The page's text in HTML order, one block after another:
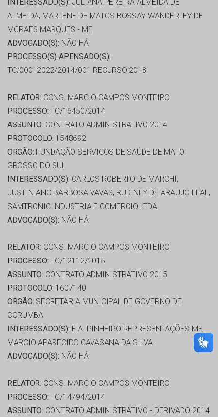
INTERESSADO(S): JULIANA PEREIRA ALMEIDA DE
ALMEIDA, MARLENE DE MATOS BOSSAY, WANDERLEY DE
MORAES MARQUES - ME
ADVOGADO(S): NÃO HÁ
PROCESSO(S) APENSADO(S):
TC/00012022/2014/001 RECURSO 2018
RELATOR: CONS. MARCIO CAMPOS MONTEIRO
PROCESSO: TC/16450/2014
ASSUNTO: CONTRATO ADMINISTRATIVO 2014
PROTOCOLO: 1548692
ORGÃO: FUNDAÇÃO SERVIÇOS DE SAÚDE DE MATO
GROSSO DO SUL
INTERESSADO(S): CARLOS ROBERTO DE MARCHI,
JUSTINIANO BARBOSA VAVAS, RUDINEY DE ARAUJO LEAL,
SAMTRONIC INDUSTRIA E COMERCIO LTDA
ADVOGADO(S): NÃO HÁ
RELATOR: CONS. MARCIO CAMPOS MONTEIRO
PROCESSO: TC/12112/2015
ASSUNTO: CONTRATO ADMINISTRATIVO 2015
PROTOCOLO: 1607140
ORGÃO: SECRETARIA MUNICIPAL DE GOVERNO DE
CORUMBA
INTERESSADO(S): E.A. PINHEIRO REPRESENTAÇÕES-ME,
MARCIO APARECIDO CAVASANA DA SILVA
ADVOGADO(S): NÃO HÁ
RELATOR: CONS. MARCIO CAMPOS MONTEIRO
PROCESSO: TC/14794/2014
ASSUNTO: CONTRATO ADMINISTRATIVO - DERIVADO 2014